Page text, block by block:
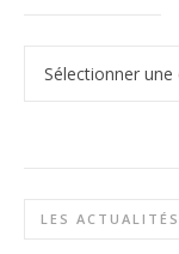
LES ACTUALITÉS